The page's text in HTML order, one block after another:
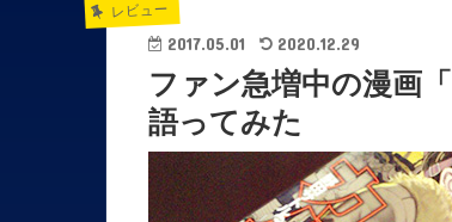
レビュー
2017.05.01 2020.12.29
ファン急増中の漫画
語ってみた